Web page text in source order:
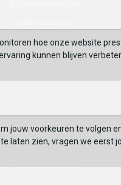
Maattabel
Contact
hoe onze website
kunnen blijven
jouw voorkeuren te volgen
laten zien, vragen we eerst